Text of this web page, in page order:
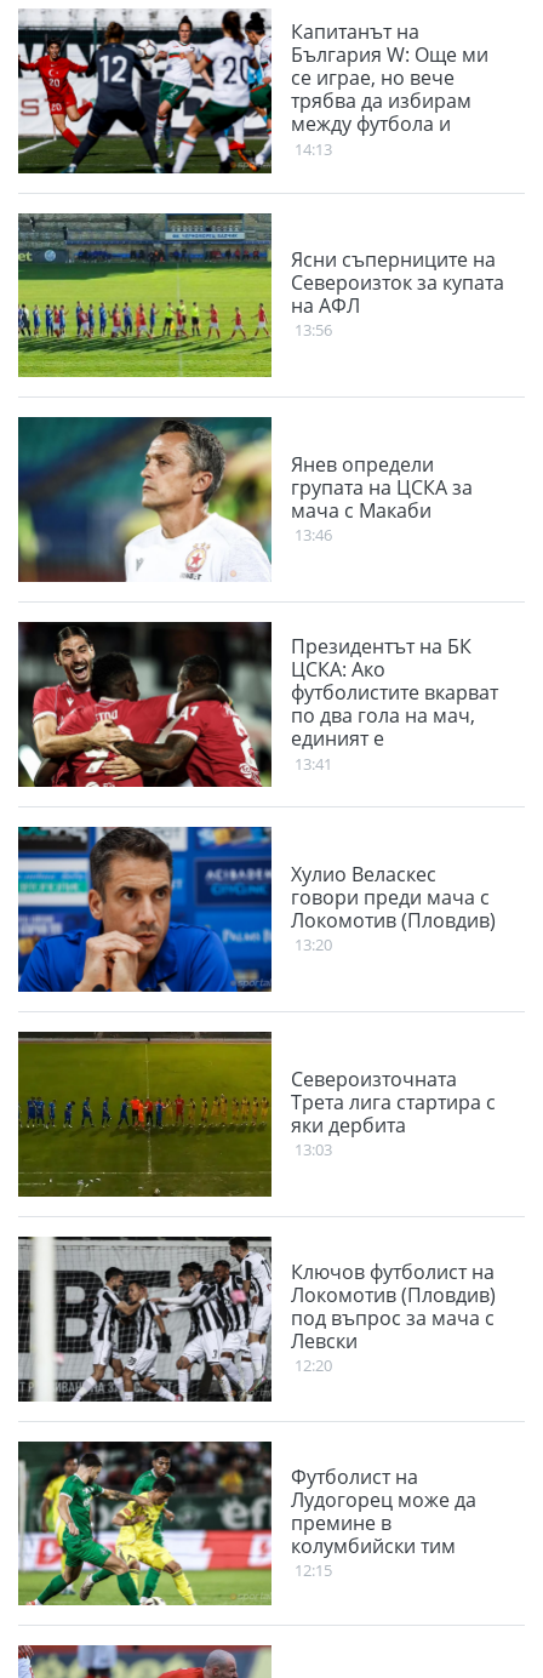
Капитанът на
България W: Още ми
се играе, но вече
трябва да избирам
между футбола и
семейството
14:13
Ясни съперниците на
Североизток за купата
на АФЛ
13:56
Янев определи
групата на ЦСКА за
мача с Макаби
13:46
Президентът на БК
ЦСКА: Ако
футболистите вкарват
по два гола на мач,
единият е
благодарение на
13:41
Хулио Веласкес
говори преди мача с
Локомотив (Пловдив)
13:20
Североизточната
Трета лига стартира с
яки дербита
13:03
Ключов футболист на
Локомотив (Пловдив)
под въпрос за мача с
Левски
12:20
Футболист на
Лудогорец може да
премине в
колумбийски тим
12:15